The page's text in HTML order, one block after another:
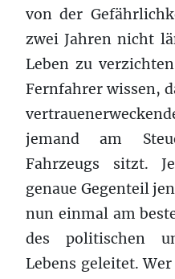
von der
zwei Jahren nicht
Leben zu
Fernfahrer wissen,
jemand am
Fahrzeugs sitzt.
genaue Gegenteil
nun einmal am
des politischen
Lebens geleitet.